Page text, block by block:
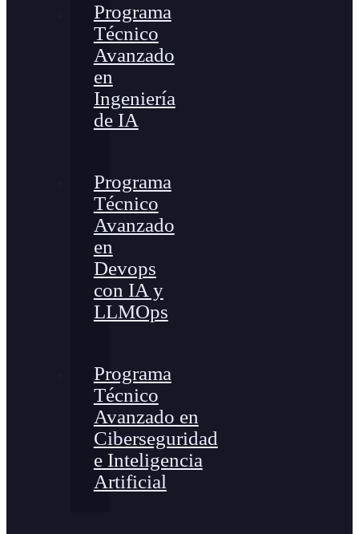
Programa
Técnico
Avanzado
en
Ingeniería
de IA
Programa
Técnico
Avanzado
en
Devops
con IA y
LLMOps
Programa
Técnico
Avanzado en
Ciberseguridad
e Inteligencia
Artificial